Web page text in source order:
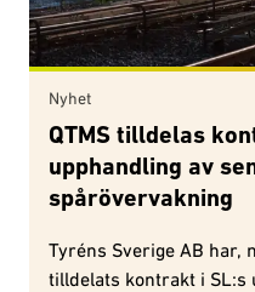
Nyhet
QTMS tilldelas
upphandling av
spårövervakning
Tyréns Sverige AB har,
tilldelats kontrakt i SL:s